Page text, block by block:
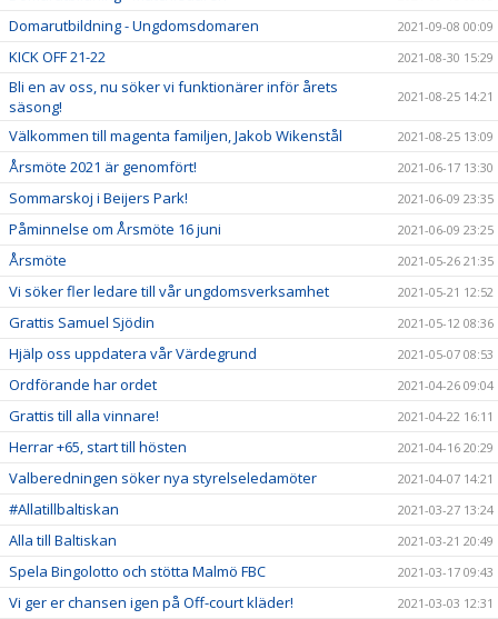
Domarutbildning - Ungdomsdomaren 2021-09-08 00:09
KICK OFF 21-22 2021-08-30 15:29
Bli en av oss, nu söker vi funktionärer inför årets
säsong!
2021-08-25 14:21
Välkommen till magenta familjen, Jakob Wikenstål 2021-08-25 13:09
Årsmöte 2021 är genomfört! 2021-06-17 13:30
Sommarskoj i Beijers Park! 2021-06-09 23:35
Påminnelse om Årsmöte 16 juni 2021-06-09 23:25
Årsmöte 2021-05-26 21:35
Vi söker fler ledare till vår ungdomsverksamhet 2021-05-21 12:52
Grattis Samuel Sjödin 2021-05-12 08:36
Hjälp oss uppdatera vår Värdegrund 2021-05-07 08:53
Ordförande har ordet 2021-04-26 09:04
Grattis till alla vinnare! 2021-04-22 16:11
Herrar +65, start till hösten 2021-04-16 20:29
Valberedningen söker nya styrelseledamöter 2021-04-07 14:21
#Allatillbaltiskan 2021-03-27 13:24
Alla till Baltiskan 2021-03-21 20:49
Spela Bingolotto och stötta Malmö FBC 2021-03-17 09:43
Vi ger er chansen igen på Off-court kläder! 2021-03-03 12:31